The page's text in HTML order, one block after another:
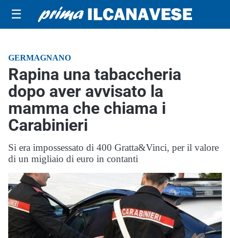
☰
GERMAGNANO
Rapina una tabaccheria
dopo aver avvisato la
mamma che chiama i
Carabinieri
Si era impossessato di 400 Gratta&Vinci, per il valore
di un migliaio di euro in contanti